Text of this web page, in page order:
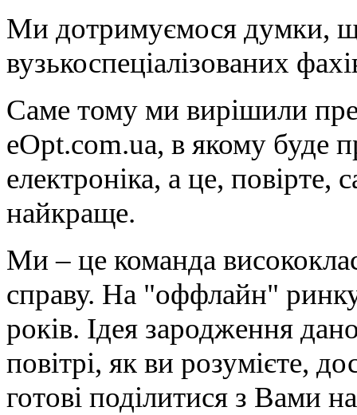
Ми дотримуємося думки,
вузькоспеціалізованих
Саме тому ми вирішили
eOpt.com.ua, в якому буде
електроніка, а це,
найкраще.
Ми – це команда
справу. На "оффлайн"
років. Ідея зародження
повітрі, як ви розумієте,
готові поділитися з Вами